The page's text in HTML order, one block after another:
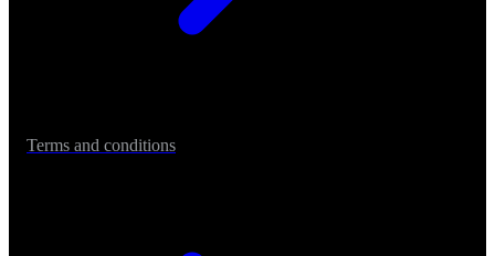
Terms and conditions